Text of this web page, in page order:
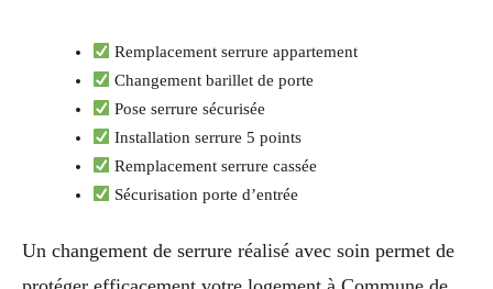
Remplacement serrure appartement
Changement barillet de porte
Pose serrure sécurisée
Installation serrure 5 points
Remplacement serrure cassée
Sécurisation porte d’entrée
Un changement de serrure réalisé avec soin permet de